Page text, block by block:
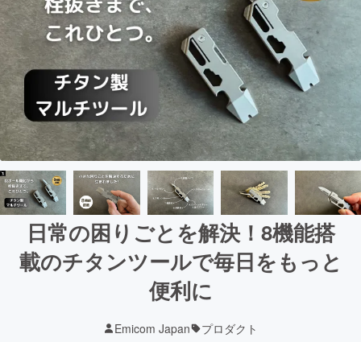
日常の困りごとを解決！8機能搭
載のチタンツールで毎日をもっと
便利に
Emicom Japan プロダクト